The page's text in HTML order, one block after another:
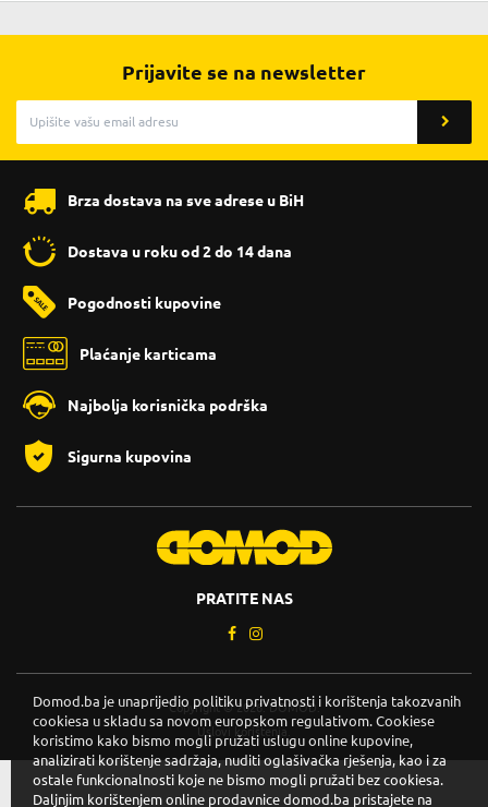
Prijavite se na newsletter
Brza dostava na sve adrese u BiH
Dostava u roku od 2 do 14 dana
Pogodnosti kupovine
Plaćanje karticama
Najbolja korisnička podrška
Sigurna kupovina
PRATITE NAS
Copyright © 2026. DOMOD.
Uslovi korištenja
Domod.ba je unaprijedio politiku privatnosti i korištenja takozvanih
cookiesa u skladu sa novom europskom regulativom. Cookiese
koristimo kako bismo mogli pružati uslugu online kupovine,
analizirati korištenje sadržaja, nuditi oglašivačka rješenja, kao i za
ostale funkcionalnosti koje ne bismo mogli pružati bez cookiesa.
Daljnjim korištenjem online prodavnice domod.ba pristajete na